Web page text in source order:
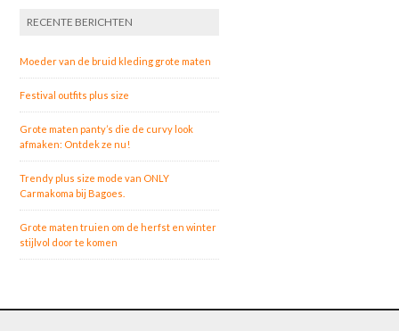
RECENTE BERICHTEN
Moeder van de bruid kleding grote maten
Festival outfits plus size
Grote maten panty’s die de curvy look
afmaken: Ontdek ze nu!
Trendy plus size mode van ONLY
Carmakoma bij Bagoes.
Grote maten truien om de herfst en winter
stijlvol door te komen